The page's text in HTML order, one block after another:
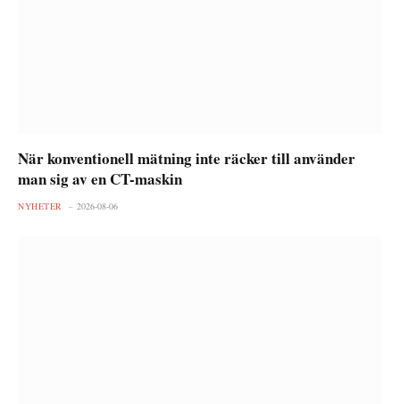
När konventionell mätning inte räcker till använder
man sig av en CT-maskin
NYHETER 2026-08-06